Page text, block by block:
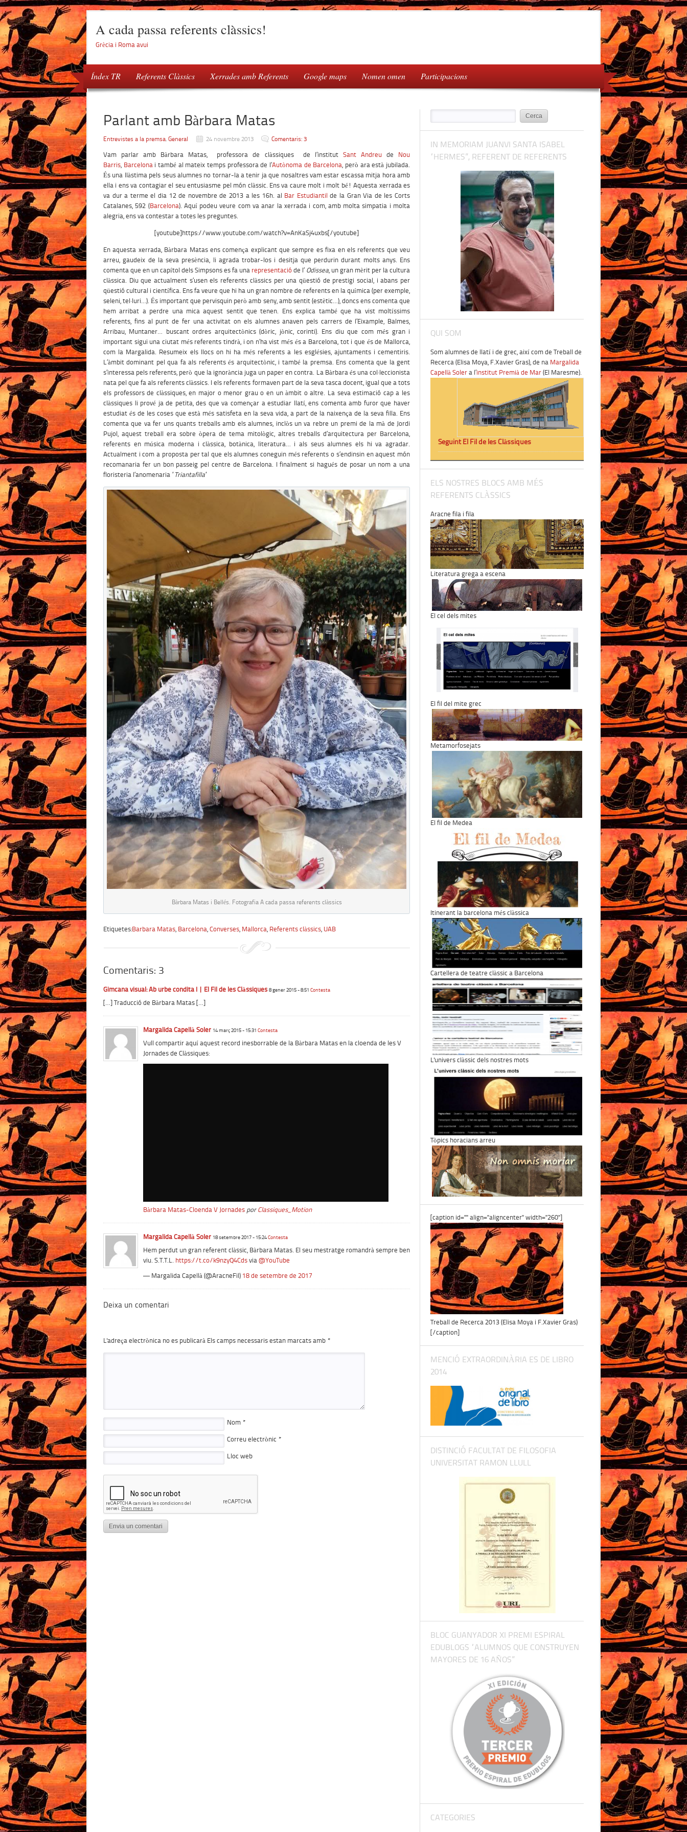
A cada passa referents clàssics!
Grècia i Roma avui
Índex TR Referents Clàssics Xerrades amb Referents Google maps Nomen omen Participacions
Parlant amb Bàrbara Matas
Entrevistes a la premsa, General 24 novembre 2013 Comentaris: 3
Vam parlar amb Bàrbara Matas, professora de clàssiques de l’institut Sant Andreude Nou
Barris, Barcelonai també al mateix temps professora de l’Autònoma de Barcelona, però ara està jubilada.
És una llàstima pels seus alumnes no tornar-la a tenir ja que nosaltres vam estar escassa mitja hora amb
ella i ens va contagiar el seu entusiasme pel món clàssic. Ens va caure molt i molt bé! Aquesta xerrada es
va dur a terme el dia 12 de novembre de 2013 a les 16h. al Bar Estudiantil de la Gran Via de les Corts
Catalanes, 592 (Barcelona). Aquí podeu veure com va anar la xerrada i com, amb molta simpatia i molta
alegria, ens va contestar a totes les preguntes.
[youtube]https://www.youtube.com/watch?v=AnKaSj4uxbs[/youtube]
En aquesta xerrada, Bàrbara Matas ens comença explicant que sempre es fixa en els referents que veu
arreu, gaudeix de la seva presència, li agrada trobar-los i desitja que perdurin durant molts anys. Ens
comenta que en un capítol dels Simpsons es fa una representació de l’ Odissea, un gran mèrit per la cultura
clàssica. Diu que actualment s’usen els referents clàssics per una qüestió de prestigi social, i abans per
qüestió cultural i científica. Ens fa veure que hi ha un gran nombre de referents en la química (per exemple,
seleni, tel·luri…). És important que pervisquin però amb seny, amb sentit (estètic…), doncs ens comenta que
hem arribat a perdre una mica aquest sentit que tenen. Ens explica també que ha vist moltíssims
referents, fins al punt de fer una activitat on els alumnes anaven pels carrers de l’Eixample, Balmes,
Arribau, Muntaner… buscant ordres arquitectònics (dòric, jònic, corinti). Ens diu que com més gran i
important sigui una ciutat més referents tindrà, i on n’ha vist més és a Barcelona, tot i que és de Mallorca,
com la Margalida. Resumeix els llocs on hi ha més referents a les esglésies, ajuntaments i cementiris.
L’àmbit dominant pel qua fa als referents és arquitectònic, i també la premsa. Ens comenta que la gent
s’interessa pels referents, però que la ignorància juga un paper en contra. La Bàrbara és una col·leccionista
nata pel que fa als referents clàssics. I els referents formaven part de la seva tasca docent, igual que a tots
els professors de clàssiques, en major o menor grau o en un àmbit o altre. La seva estimació cap a les
clàssiques li prové ja de petita, des que va començar a estudiar llatí, ens comenta amb furor que haver
estudiat és de les coses que està més satisfeta en la seva vida, a part de la naixença de la seva filla. Ens
comenta que va fer uns quants treballs amb els alumnes, inclòs un va rebre un premi de la mà de Jordi
Pujol, aquest treball era sobre òpera de tema mitològic, altres treballs d’arquitectura per Barcelona,
referents en música moderna i clàssica, botànica, literatura… i als seus alumnes els hi va agradar.
Actualment i com a proposta per tal que els alumnes coneguin més referents o s’endinsin en aquest món
recomanaria fer un bon passeig pel centre de Barcelona. I finalment si hagués de posar un nom a una
floristeria l’anomenaria “ Triantafilla“
Bàrbara Matas i Bellés. Fotografia A cada passa referents clàssics
Etiquetes:Barbara Matas, Barcelona, Converses, Mallorca, Referents clàssics, UAB
Comentaris: 3
Gimcana visual: Ab urbe condita I | El Fil de les Clàssiques 8 gener 2015 - 8:51 Contesta
[…] Traducció de Bàrbara Matas […]
Margalida Capellà Soler 14 març 2015 - 15:31 Contesta
Vull compartir aquí aquest record inesborrable de la Bàrbara Matas en la cloenda de les V
Jornades de Clàssiques:
Bàrbara Matas-Cloenda V Jornades por Classiques_Motion
Margalida Capellà Soler 18 setembre 2017 - 15:24Contesta
Hem perdut un gran referent clàssic, Bàrbara Matas. El seu mestratge romandrà sempre ben
viu. S.T.T.L. https://t.co/k9nzyQ4Cds via @YouTube
— Margalida Capellà (@AracneFil) 18 de setembre de 2017
Deixa un comentari
L'adreça electrònica no es publicarà Els camps necessaris estan marcats amb *
Nom *
Correu electrònic *
Lloc web
IN MEMORIAM JUANVI SANTA ISABEL
“HERMES”, REFERENT DE REFERENTS
QUI SOM
Som alumnes de llatí i de grec, així com de Treball de
Recerca (Elisa Moya, F.Xavier Gras), de na Margalida
Capellà Soler a l’institut Premià de Mar (El Maresme).
Seguint El Fil de les Clàssiques
ELS NOSTRES BLOCS AMB MÉS
REFERENTS CLÀSSICS
Aracne fila i fila
Literatura grega a escena
El cel dels mites
El fil del mite grec
Metamorfosejats
El fil de Medea
Itinerant la barcelona més clàssica
Cartellera de teatre clàssic a Barcelona
L'univers clàssic dels nostres mots
Tòpics horacians arreu
[caption id="" align="aligncenter" width="260"]
Treball de Recerca 2013 (Elisa Moya i F.Xavier Gras)
[/caption]
MENCIÓ EXTRAORDINÀRIA ES DE LIBRO
2014
DISTINCIÓ FACULTAT DE FILOSOFIA
UNIVERSITAT RAMON LLULL
BLOC GUANYADOR XI PREMI ESPIRAL
EDUBLOGS “ALUMNOS QUE CONSTRUYEN
MAYORES DE 16 AÑOS”
CATEGORIES